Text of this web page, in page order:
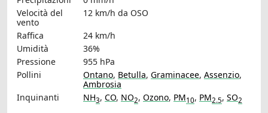
Velocità del
vento
12 km/h da OSO
Raffica
24 km/h
Umidità
36%
Pressione
955 hPa
Pollini
Ontano, Betulla, Graminacee, Assenzio,
Ambrosia
Inquinanti
NH3, CO, NO2, Ozono, PM10, PM2.5, SO2